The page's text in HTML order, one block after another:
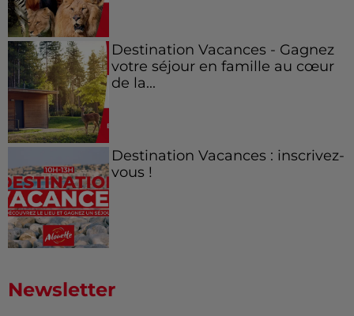
Destination Vacances - Gagnez
votre séjour en famille au cœur
de la...
Destination Vacances : inscrivez-
vous !
Newsletter